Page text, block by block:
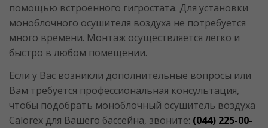
помощью встроенного гигростата. Для установки
моноблочного осушителя воздуха не потребуется
много времени. Монтаж осуществляется легко и
быстро в любом помещении.
Если у Вас возникли дополнительные вопросы или
Вам требуется профессиональная консультация,
чтобы подобрать моноблочный осушитель воздуха
Calorex для Вашего бассейна, звоните: (044) 225-00-